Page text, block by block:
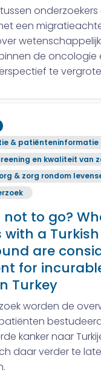
onderzoekers
een
wetenschappelijk
de oncologie
te
& patiënteninformatie
en kwaliteit van
& zorg rondom
not to go?
a Turkish
are
for
Turkey
worden de
kanker naar
daar verder te